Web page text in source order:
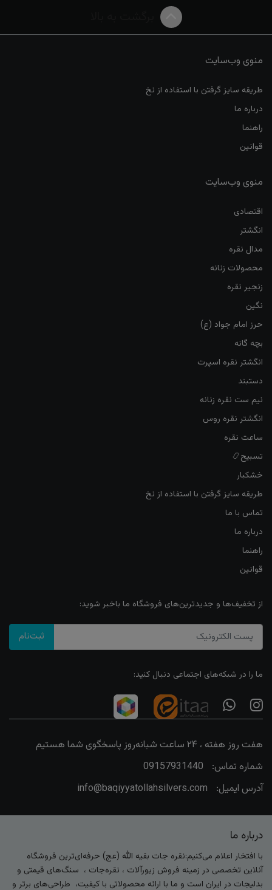
منوی وب‌سایت
طریقه سایز گرفتن با استفاده از نخ
درباره ما
راهنما
قوانین
منوی وب‌سایت
اقتصادی
انگشتر
مدال نقره
محصولات زنانه
زنجیر نقره
نگین
حرز امام جواد (ع)
بچه گانه
انگشتر نقره اسپرت
دستبند
نیم ست نقره زنانه
انگشتر نقره روس
ساعت نقره
تسبیح📿
خشکبار
طریقه سایز گرفتن با استفاده از نخ
تماس با ما
درباره ما
راهنما
قوانین
از تخفیف‌ها و جدیدترین‌های فروشگاه ما باخبر شوید:
ثبت‌نام
ما را در شبکه‌های اجتماعی دنبال کنید:
هفت روز هفته ، ۲۴ ساعت شبانه‌روز پاسخگوی شما هستیم
شماره تماس:
09157931440
آدرس ایمیل:
info@baqiyyatollahsilvers.com
درباره ما
با افتخار اعلام می‌کنیم:نقره جات بقیه الله (عج) حرفه‌ای‌ترین فروشگاه
آنلاین تخصصی در زمینه فروش زیورآلات ، نقره‌جات ، سنگ‌های قیمتی و
بدلیجات در ایران است و ما با ارائه محصولاتی با کیفیت، طراحی‌های برتر و